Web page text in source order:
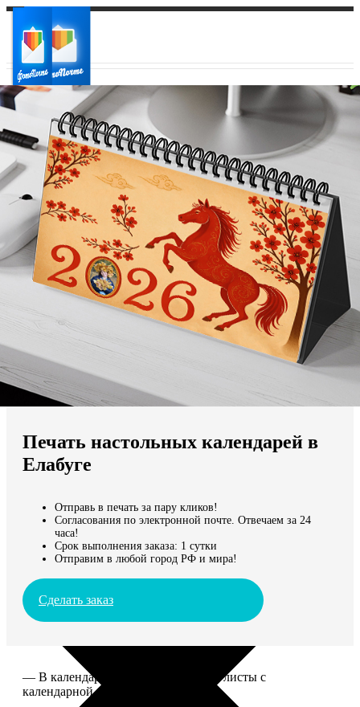
Ваш город:
Ваш регион доставки
Выберите из списка:
Мы доставляем по всему миру
Продолжить без города
Печать настольных календарей в
Елабуге
Отправь в печать за пару кликов!
Согласования по электронной почте. Отвечаем за 24
часа!
Срок выполнения заказа: 1 сутки
Отправим в любой город РФ и мира!
Сделать заказ
— В календаре 13 листов: обложка+листы с
календарной сеткой.